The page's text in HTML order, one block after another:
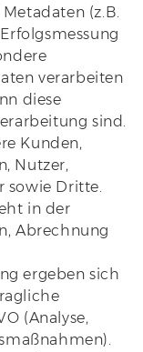
(z.B.
verarbeiten
diese
sind.
Kunden,
Nutzer,
sowie Dritte.
in der
Abrechnung
ergeben sich
(Analyse,